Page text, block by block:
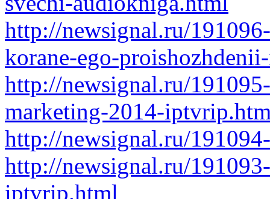
http://newsignal.ru/
korane-ego-
http://newsignal.ru/
marketing-2014-
http://newsignal.ru/
http://newsignal.ru/
iptvrip.html